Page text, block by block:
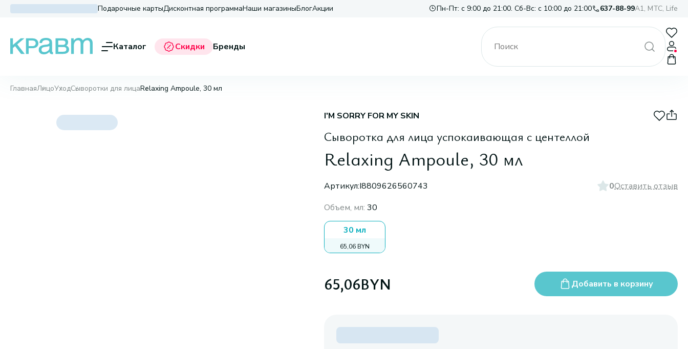
Подарочные картыДисконтная программаНаши магазиныБлогАкции Пн-Пт: с 9:00 до 21:00. Сб-Вс: с 10:00 до 21:00 637-88-99A1, МТС, Life
Каталог Скидки Бренды
ГлавнаяЛицоУходСыворотки для лицаRelaxing Ampoule, 30 мл
I'M SORRY FOR MY SKIN
Сыворотка для лица успокаивающая с центеллой
Relaxing Ampoule, 30 мл
Артикул:I8809626560743 0Оставить отзыв
Объем, мл: 30
30 мл
65,06 BYN
65,06BYN Добавить в корзину